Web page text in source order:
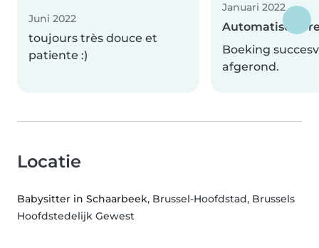
Juni 2022
toujours très douce et
patiente :)
Januari 2022
Automatische
Boeking
afgerond.
Locatie
Babysitter in Schaarbeek, Brussel-Hoofdstad, Brussels
Hoofdstedelijk Gewest